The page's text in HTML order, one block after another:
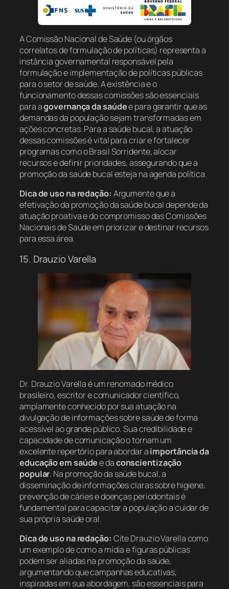
A Comissão Nacional de Saúde (ou órgãos
correlatos de formulação de políticas) representa a
instância governamental responsável pela
formulação e implementação de políticas públicas
para o setor de saúde. A existência e o
funcionamento dessas comissões são essenciais
para agovernança da saúdee para garantir que as
demandas da população sejam transformadas em
ações concretas. Para a saúde bucal, a atuação
dessas comissões é vital para criar e fortalecer
programas como o Brasil Sorridente, alocar
recursos e definir prioridades, assegurando que a
promoção da saúde bucal esteja na agenda política.
Dica de uso na redação: Argumente que a
efetivação da promoção da saúde bucal depende da
atuação proativa e do compromisso das Comissões
Nacionais de Saúde em priorizar e destinar recursos
para essa área.
15. Drauzio Varella
Dr. Drauzio Varella é um renomado médico
brasileiro, escritor e comunicador científico,
amplamente conhecido por sua atuação na
divulgação de informações sobre saúde de forma
acessível ao grande público. Sua credibilidade e
capacidade de comunicação o tornam um
excelente repertório para abordar aimportância da
educação em saúdee daconscientização
popular. Na promoção da saúde bucal, a
disseminação de informações claras sobre higiene,
prevenção de cáries e doenças periodontais é
fundamental para capacitar a população a cuidar de
sua própria saúde oral.
Dica de uso na redação: Cite Drauzio Varella como
um exemplo de como a mídia e figuras públicas
podem ser aliadas na promoção da saúde,
argumentando que campanhas educativas,
inspiradas em sua abordagem, são essenciais para